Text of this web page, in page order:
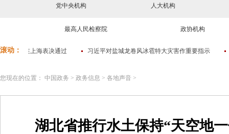
党中央机构 人大机构
最高人民检察院 政协机构
您现在的位置： 中国政务 > 政务信息 > 各地声音 >
湖北省推行水土保持“天空地